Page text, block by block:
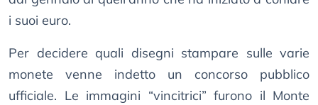
i suoi euro.
Per decidere quali disegni stampare sulle varie
monete venne indetto un concorso pubblico
ufficiale. Le immagini “vincitrici” furono il Monte